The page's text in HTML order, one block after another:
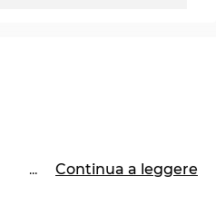
... Continua a leggere